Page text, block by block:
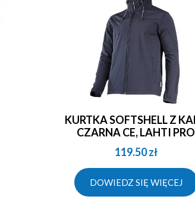
KURTKA SOFTSHELL Z KAPT
CZARNA CE, LAHTI PRO
119.50zł
DOWIEDZ SIĘ WIĘCEJ